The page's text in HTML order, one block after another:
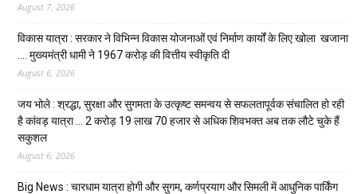
August 7, 2026
विकास यात्रा : सरकार ने विभिन्न विकास योजनाओं एवं निर्माण कार्यों के लिए खोला खजाना
…. मुख्यमंत्री धामी ने ₹1967 करोड़ की वित्तीय स्वीकृति दी
August 6, 2026
जय भोले : श्रद्धा, सुरक्षा और सुगमता के उत्कृष्ट समन्वय से सफलतापूर्वक संचालित हो रही
है कांवड़ यात्रा … 2 करोड़ 19 लाख 70 हजार से अधिक शिवभक्त अब तक लौटे चुके हैं
सकुशल
August 6, 2026
Big News : चारधाम यात्रा होगी और सुगम, कर्णप्रयाग और सिमली में आधुनिक पार्किंग